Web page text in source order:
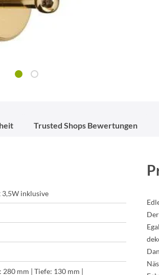
Trusted Shops Bewertungen
inklusive
mm | Tiefe: 130 mm |